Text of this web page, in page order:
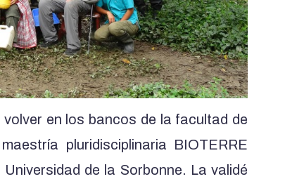
en los bancos de la facultad de
pluridisciplinaria BIOTERRE
de la Sorbonne. La validé